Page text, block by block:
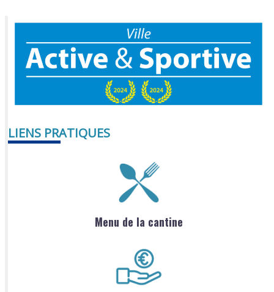
LIENS PRATIQUES
Menu de la cantine